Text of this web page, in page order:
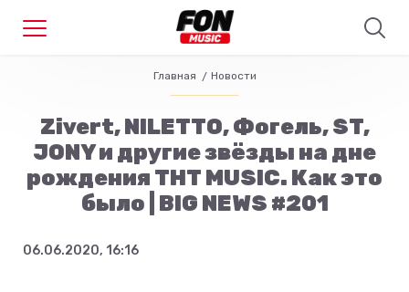
Главная Новости
Zivert, NILETTO, Фогель, ST,
JONY и другие звёзды на дне
рождения ТНТ MUSIC. Как это
было | BIG NEWS #201
06.06.2020, 16:16